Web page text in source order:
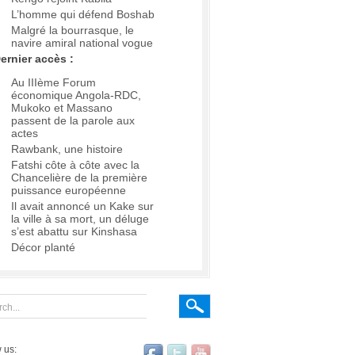
L’homme qui défend Boshab
Malgré la bourrasque, le
navire amiral national vogue
accès :
Au IIIème Forum
économique Angola-RDC,
Mukoko et Massano
passent de la parole aux
actes
Rawbank, une histoire
Fatshi côte à côte avec la
Chancelière de la première
puissance européenne
Il avait annoncé un Kake sur
la ville à sa mort, un déluge
s’est abattu sur Kinshasa
Décor planté
us: